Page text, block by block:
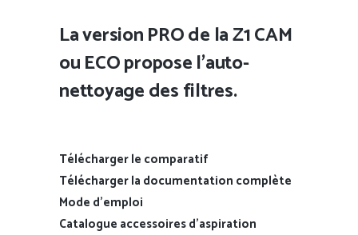
La version PRO de la Z1 CAM
ou ECO propose l’auto-
nettoyage des filtres.
Télécharger le comparatif
Télécharger la documentation complète
Mode d’emploi
Catalogue accessoires d’aspiration